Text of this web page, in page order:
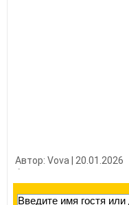
Автор: Vova | 20.01.2026